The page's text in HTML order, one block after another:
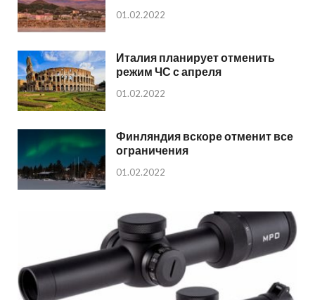
01.02.2022
Италия планирует отменить
режим ЧС с апреля
01.02.2022
Финляндия вскоре отменит все
ограничения
01.02.2022